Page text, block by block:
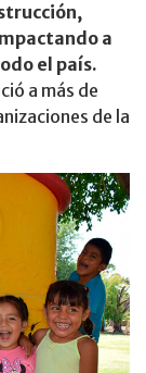
a
el país.
a más de
de la